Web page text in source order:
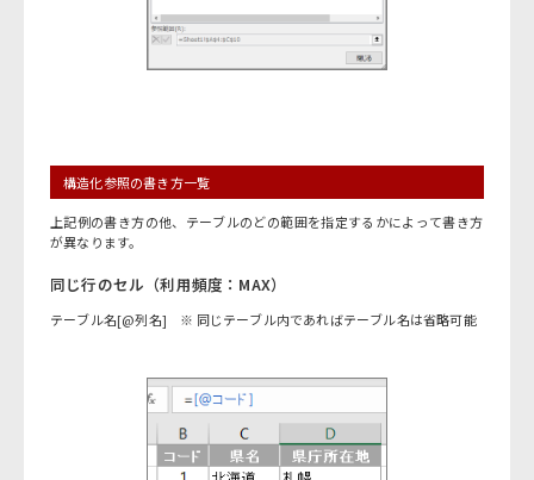
構造化参照の書き方一覧
上記例の書き方の他、テーブルのどの範囲を指定するかによって書き方
が異なります。
同じ行のセル（利用頻度：MAX）
テーブル名[@列名] ※ 同じテーブル内であればテーブル名は省略可能